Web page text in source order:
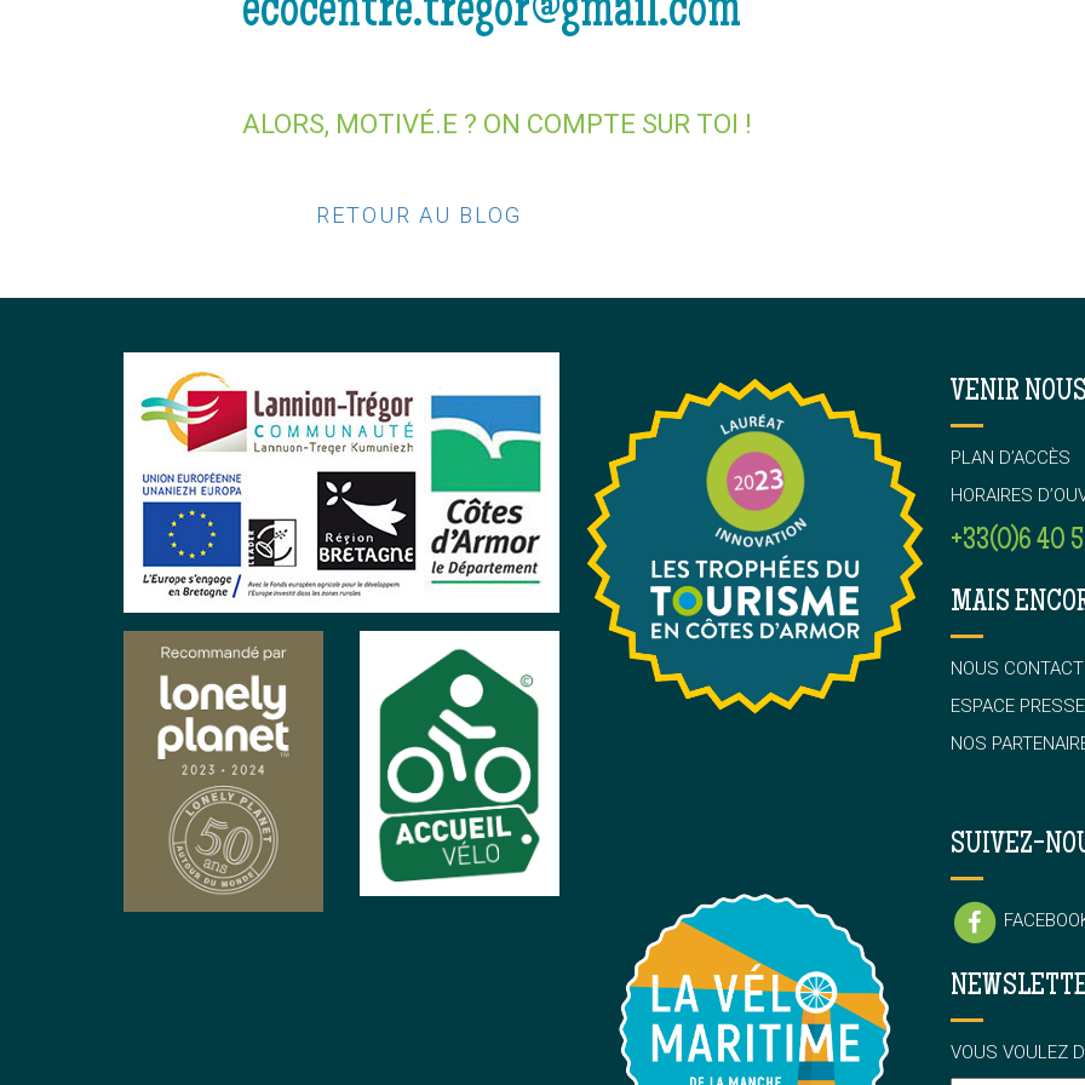
ecocentre.tregor@gmail.com
ALORS, MOTIVÉ.E ? ON COMPTE SUR TOI !
RETOUR AU BLOG
VENIR
PLAN D’ACCÈS
HORAIRES
+33(0)6 40
MAIS
NOUS
ESPACE PRESSE
NOS
SUIVEZ-
VOUS VOULEZ